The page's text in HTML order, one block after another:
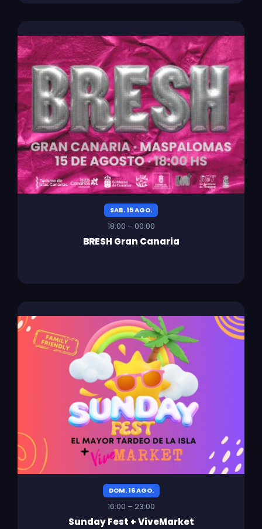
SAB. 15 AGO.
18:00 – 00:00
BRESH Gran Canaria
DOM. 16 AGO.
16:00 – 23:00
Sunday Fest + ViveMarket